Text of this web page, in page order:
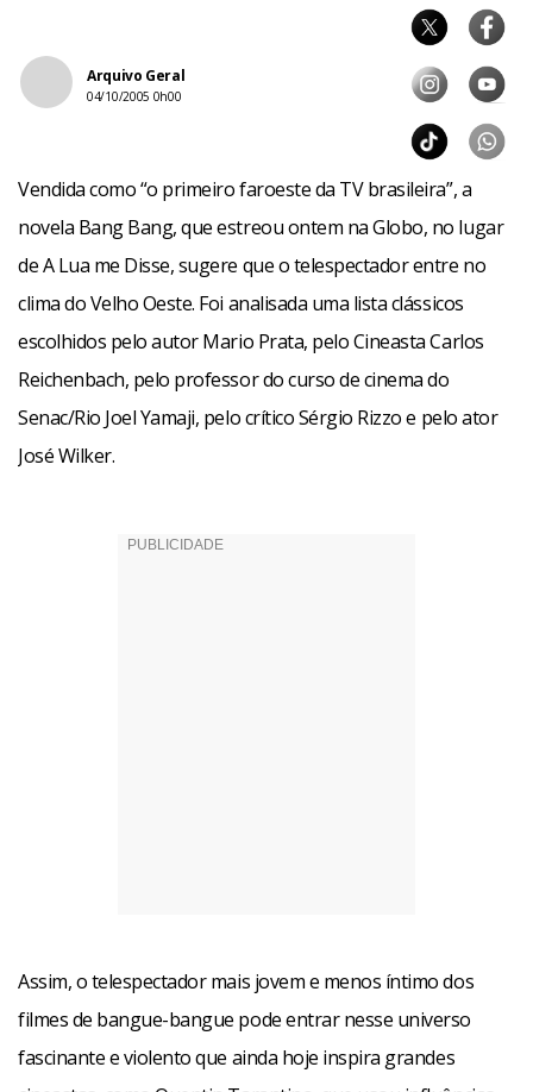
Arquivo Geral
04/10/2005 0h00
Vendida como “o primeiro faroeste da TV brasileira”, a
novela Bang Bang, que estreou ontem na Globo, no lugar
de A Lua me Disse, sugere que o telespectador entre no
clima do Velho Oeste. Foi analisada uma lista clássicos
escolhidos pelo autor Mario Prata, pelo Cineasta Carlos
Reichenbach, pelo professor do curso de cinema do
Senac/Rio Joel Yamaji, pelo crítico Sérgio Rizzo e pelo ator
José Wilker.
Assim, o telespectador mais jovem e menos íntimo dos
filmes de bangue-bangue pode entrar nesse universo
fascinante e violento que ainda hoje inspira grandes